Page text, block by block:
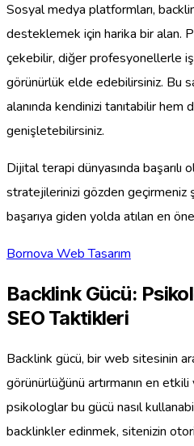
Sosyal medya platformları,
desteklemek için harika bir alan.
çekebilir, diğer profesyonellerle
görünürlük elde edebilirsiniz. Bu
alanında kendinizi tanıtabilir hem
genişletebilirsiniz.
Dijital terapi dünyasında başarılı
stratejilerinizi gözden geçirmeniz
başarıya giden yolda atılan en
Bornova Web Tasarım
Backlink Gücü:
SEO Taktikleri
Backlink gücü, bir web sitesinin
görünürlüğünü artırmanın en
psikologlar bu gücü nasıl
backlinkler edinmek, sitenizin